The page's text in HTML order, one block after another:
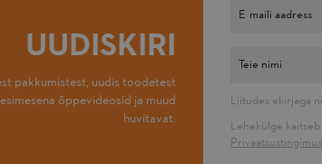
UUDISKIRI
pakkumistest, uudis toodetest
õppevideosid ja muud
huvitavat.
Liitudes ekirjaga
Lehekülge